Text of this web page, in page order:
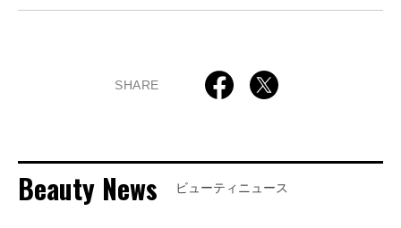
SHARE
Beauty News ビューティニュース